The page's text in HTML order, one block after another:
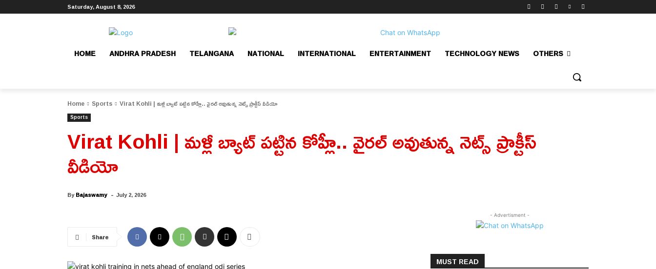
Saturday, August 8, 2026
HOME ANDHRA PRADESH TELANGANA NATIONAL INTERNATIONAL ENTERTAINMENT TECHNOLOGY NEWS OTHERS
Home Sports Virat Kohli | మళ్లీ బ్యాట్ పట్టిన కోహ్లీ.. వైరల్ అవుతున్న నెట్స్‌ ప్రాక్టీస్ వీడియో
Sports
Virat Kohli | మళ్లీ బ్యాట్ పట్టిన కోహ్లీ.. వైరల్ అవుతున్న నెట్స్‌ ప్రాక్టీస్
వీడియో
ByBajaswamy - July 2, 2026
Share
- Advertisment -
MUST READ